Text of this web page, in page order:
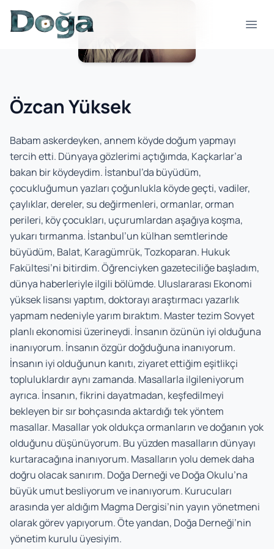
İçeriğe geç
Özcan Yüksek
Babam askerdeyken, annem köyde doğum yapmayı
tercih etti. Dünyaya gözlerimi açtığımda, Kaçkarlar’a
bakan bir köydeydim. İstanbul’da büyüdüm,
çocukluğumun yazları çoğunlukla köyde geçti, vadiler,
çaylıklar, dereler, su değirmenleri, ormanlar, orman
perileri, köy çocukları, uçurumlardan aşağıya koşma,
yukarı tırmanma. İstanbul’un külhan semtlerinde
büyüdüm, Balat, Karagümrük, Tozkoparan. Hukuk
Fakültesi’ni bitirdim. Öğrenciyken gazeteciliğe başladım,
dünya haberleriyle ilgili bölümde. Uluslararası Ekonomi
yüksek lisansı yaptım, doktorayı araştırmacı yazarlık
yapmam nedeniyle yarım bıraktım. Master tezim Sovyet
planlı ekonomisi üzerineydi. İnsanın özünün iyi olduğuna
inanıyorum. İnsanın özgür doğduğuna inanıyorum.
İnsanın iyi olduğunun kanıtı, ziyaret ettiğim eşitlikçi
topluluklardır aynı zamanda. Masallarla ilgileniyorum
ayrıca. İnsanın, fikrini dayatmadan, keşfedilmeyi
bekleyen bir sır bohçasında aktardığı tek yöntem
masallar. Masallar yok oldukça ormanların ve doğanın yok
olduğunu düşünüyorum. Bu yüzden masalların dünyayı
kurtaracağına inanıyorum. Masalların yolu demek daha
doğru olacak sanırım. Doğa Derneği ve Doğa Okulu’na
büyük umut besliyorum ve inanıyorum. Kurucuları
arasında yer aldığım Magma Dergisi’nin yayın yönetmeni
olarak görev yapıyorum. Öte yandan, Doğa Derneği’nin
yönetim kurulu üyesiyim.